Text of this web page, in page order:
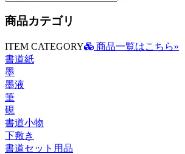
商品カテゴリ
ITEM CATEGORY
商品一覧はこちら»
書道紙
墨
墨液
筆
硯
書道小物
下敷き
書道セット用品